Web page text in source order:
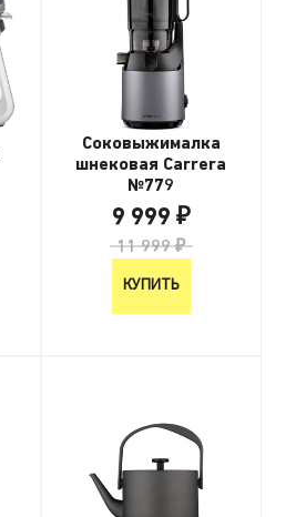
Соковыжималка
шнековая Carrera
№779
9 999 ₽
11 999 ₽
КУПИТЬ